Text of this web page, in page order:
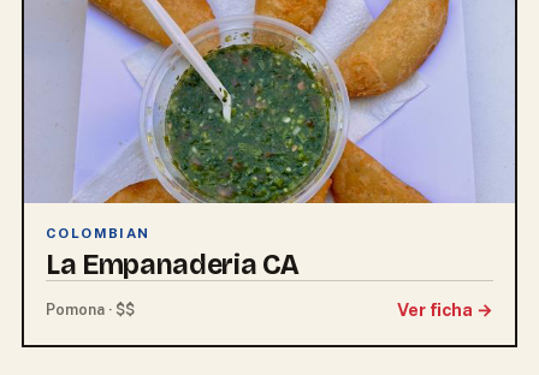
COLOMBIAN
La Empanaderia CA
Pomona · $$ Ver ficha →